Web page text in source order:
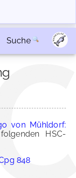
Suche
von Mühldorf:
HSC-
848